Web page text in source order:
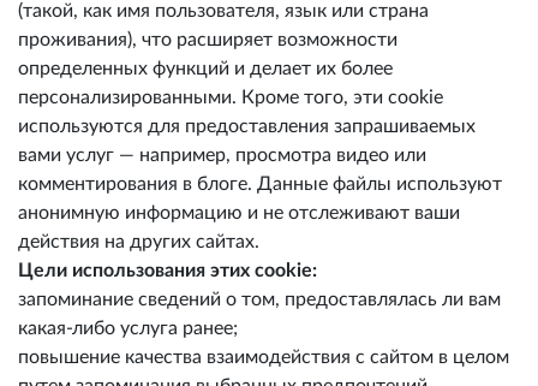
(такой, как имя пользователя, язык или страна
проживания), что расширяет возможности
определенных функций и делает их более
персонализированными. Кроме того, эти cookie
используются для предоставления запрашиваемых
вами услуг — например, просмотра видео или
комментирования в блоге. Данные файлы используют
анонимную информацию и не отслеживают ваши
действия на других сайтах.
Цели использования этих cookie:
запоминание сведений о том, предоставлялась ли вам
какая-либо услуга ранее;
повышение качества взаимодействия с сайтом в целом